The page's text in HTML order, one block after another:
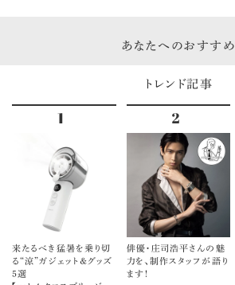
あなたへのおすすめ
トレンド記事
来たるべき猛暑を乗り切
る“涼”ガジェット＆グッズ
5選
俳優・庄司浩平さんの魅
力を、制作スタッフが語り
ます！